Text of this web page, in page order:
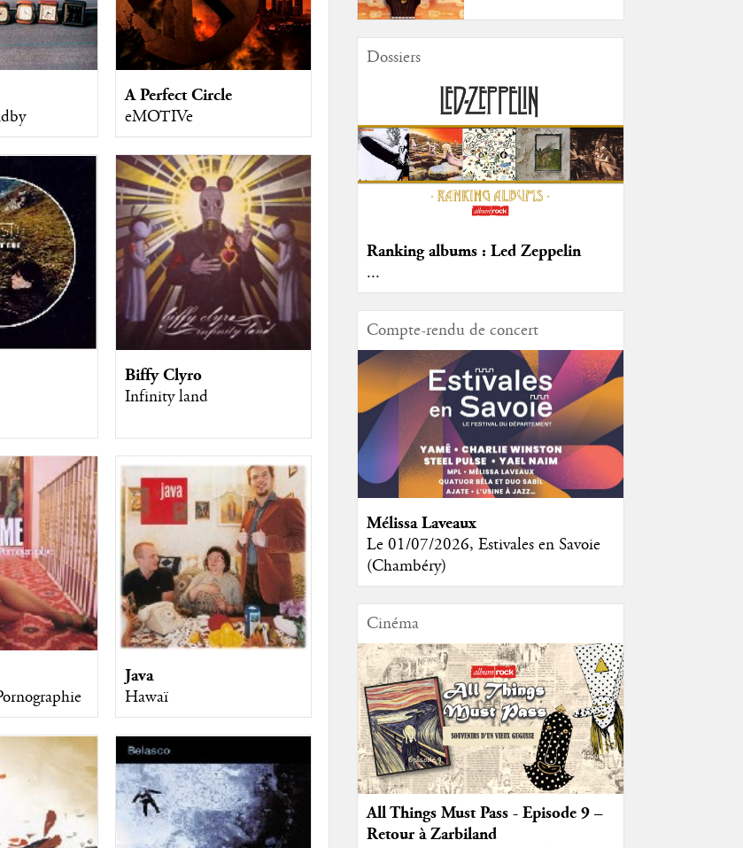
A Perfect Circle
eMOTIVe
Biffy Clyro
Infinity land
Java
Hawaï
Dossiers
Ranking albums : Led Zeppelin
...
Compte-rendu de concert
Mélissa Laveaux
Le 01/07/2026, Estivales en Savoie
(Chambéry)
Cinéma
All Things Must Pass - Episode 9 –
Retour à Zarbiland